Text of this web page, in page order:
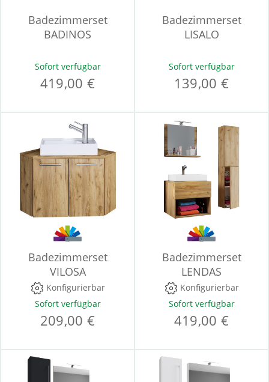
Badezimmerset
BADINOS
Sofort verfügbar
419,00 €
Badezimmerset
LISALO
Sofort verfügbar
139,00 €
Badezimmerset
VILOSA
Konfigurierbar
Sofort verfügbar
209,00 €
Badezimmerset
LENDAS
Konfigurierbar
Sofort verfügbar
419,00 €